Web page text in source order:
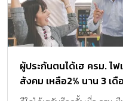
ผู้ประกันตนได้เฮ ครม. ไ
สังคม เหลือ2% นาน 3 เดื